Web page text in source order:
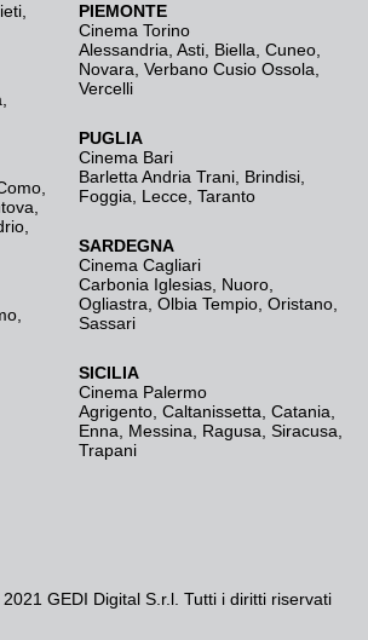
PIEMONTE
Cinema Torino
Alessandria Asti Biella Cuneo
Novara Verbano Cusio Ossola
Vercelli
PUGLIA
Cinema Bari
Barletta Andria Trani Brindisi
Foggia
Lecce Taranto
SARDEGNA
Cinema Cagliari
Carbonia Iglesias Nuoro
Ogliastra Olbia Tempio Oristano
Sassari
SICILIA
Cinema Palermo
Agrigento Caltanissetta Catania
Enna
Messina Ragusa Siracusa
Trapani
GEDI Digital S.r.l. Tutti i diritti riservati